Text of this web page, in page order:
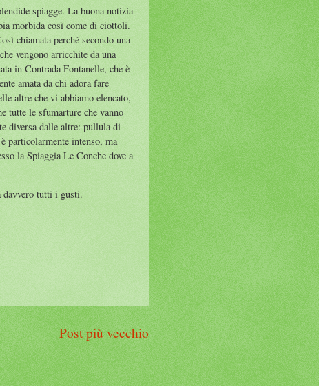
spiagge. La buona notizia
morbida così come di ciottoli.
chiamata perché secondo una
vengono arricchite da una
in Contrada Fontanelle, che è
amata da chi adora fare
altre che vi abbiamo elencato,
tutte le sfumarture che vanno
diversa dalle altre: pullula di
particolarmente intenso, ma
la Spiaggia Le Conche dove a
davvero tutti i gusti.
Post più vecchio